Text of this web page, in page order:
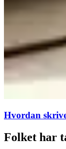
Hvordan
Folket har